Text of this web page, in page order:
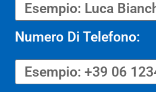
Numero Di Telefono: